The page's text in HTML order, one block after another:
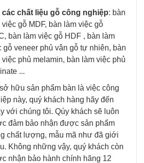
các chất liệu gỗ công nghiệp: bàn
việc gỗ MDF, bàn làm việc gỗ
bàn làm việc gỗ HDF , bàn làm
gỗ veneer phủ vân gỗ tự nhiên, bàn
việc phủ melamin, bàn làm việc phủ
...
hữu sản phẩm bàn là việc công
này, quý khách hàng hãy đến
với chúng tôi. Qúy khách sẽ luôn
đảm bảo nhận được sản phẩm
chất lượng, mẫu mã như đã giới
Không những vậy, quý khách còn
nhận bảo hành chính hãng 12